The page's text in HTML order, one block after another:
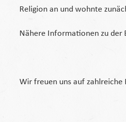
Religion an und wohnte
Nähere Informationen zu der
Wir freuen uns auf zahlreiche